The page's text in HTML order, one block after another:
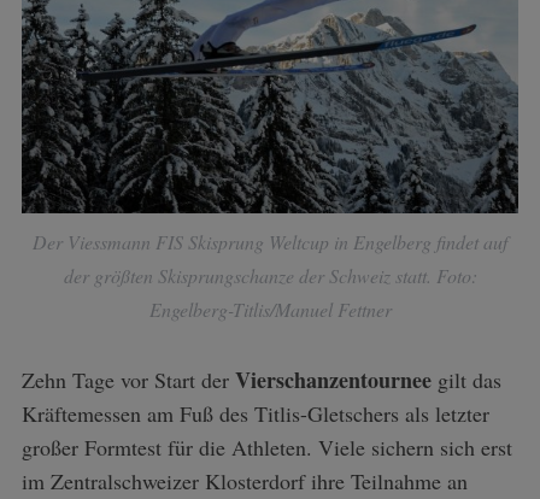
Der Viessmann FIS Skisprung Weltcup in Engelberg findet auf
der größten Skisprungschanze der Schweiz statt. Foto:
Engelberg-Titlis/Manuel Fettner
Zehn Tage vor Start der Vierschanzentourneegilt das
Kräftemessen am Fuß des Titlis-Gletschers als letzter
großer Formtest für die Athleten. Viele sichern sich erst
im Zentralschweizer Klosterdorf ihre Teilnahme an